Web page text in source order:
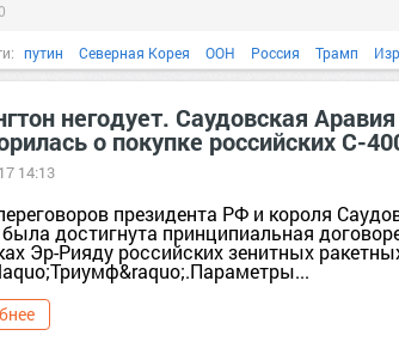
путин Северная Корея ООН Россия Трамп
негодует. Саудовская Аравия
о покупке российских С-
14:13
президента РФ и короля
достигнута принципиальная
Эр-Рияду российских зенитных